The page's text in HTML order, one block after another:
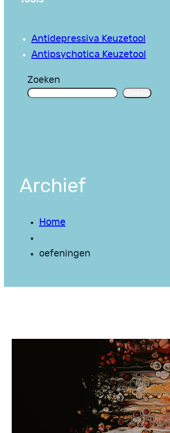
Antidepressiva Keuzetool
Antipsychotica Keuzetool
Zoeken
Archief
Home
oefeningen